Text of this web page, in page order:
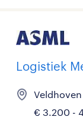
Logistiek
Veldhoven
€ 3.200 -